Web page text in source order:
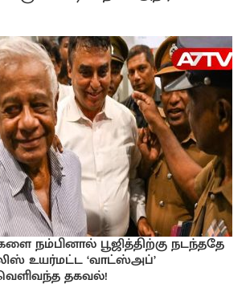
நம்பினால் பூஜித்திற்கு நடந்ததே
உயர்மட்ட ‘வாட்ஸ்அப்’
தகவல்!